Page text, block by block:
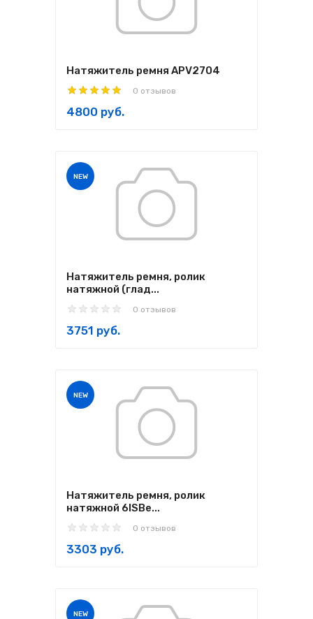
Натяжитель ремня APV2704
0 отзывов
4800 руб.
NEW
Натяжитель ремня, ролик
натяжной (глад...
0 отзывов
3751 руб.
NEW
Натяжитель ремня, ролик
натяжной 6ISBe...
0 отзывов
3303 руб.
NEW